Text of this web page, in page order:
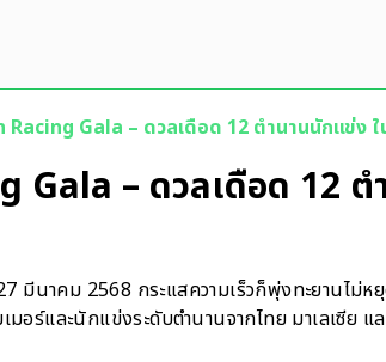
Racing Gala – ดวลเดือด 12 ตำนานนักแข่ง
Gala – ดวลเดือด 12
มีนาคม 2568 กระแสความเร็วก็พุ่งทะยาน
อร์และนักแข่งระดับตำนานจากไทย มาเลเซีย